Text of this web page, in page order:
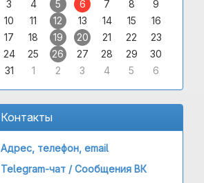
3
4 5 6 7 8
9
10
11 12 13 14 15
16
17
18 19 20 21 22
23
24
25 26 27 28 29
30
31
1 2 3 4 5 6
Контакты
Адрес, телефон, email
Telegram-чат /Сообщения ВК